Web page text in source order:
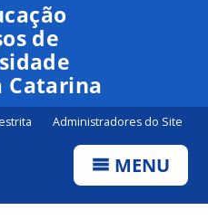
de
Catarina
Administradores do Site
MENU